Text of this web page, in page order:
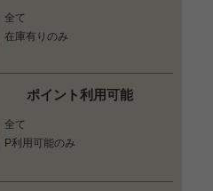
全て
在庫有りのみ
ポイント利用可能
全て
P利用可能のみ